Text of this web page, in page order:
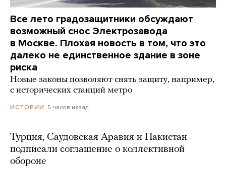
Все лето градозащитники обсуждают
возможный снос Электрозавода
в Москве. Плохая новость в том, что это
далеко не единственное здание в зоне
риска
Новые законы позволяют снять защиту, например,
с исторических станций метро
ИСТОРИИ 5 часов назад
Турция, Саудовская Аравия и Пакистан
подписали соглашение о коллективной
обороне